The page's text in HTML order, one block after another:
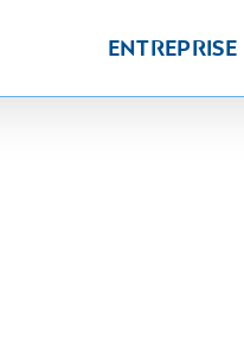
Entreprise